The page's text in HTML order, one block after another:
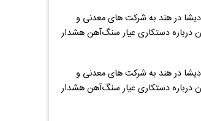
در هند به شرکت های معدنی و
درباره دستکاری عیار سنگ‌آهن هشدار
در هند به شرکت های معدنی و
درباره دستکاری عیار سنگ‌آهن هشدار